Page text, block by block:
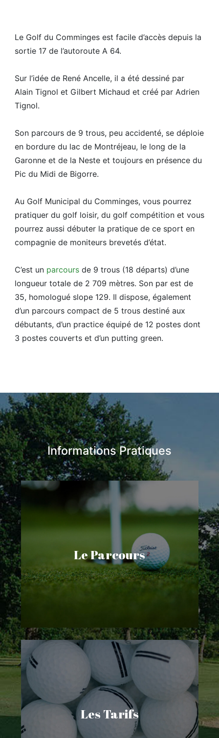
Le Golf du Comminges est facile d’accès depuis la
sortie 17 de l’autoroute A 64.
Sur l’idée de René Ancelle, il a été dessiné par
Alain Tignol et Gilbert Michaud et créé par Adrien
Tignol.
Son parcours de 9 trous, peu accidenté, se déploie
en bordure du lac de Montréjeau, le long de la
Garonne et de la Neste et toujours en présence du
Pic du Midi de Bigorre.
Au Golf Municipal du Comminges, vous pourrez
pratiquer du golf loisir, du golf compétition et vous
pourrez aussi débuter la pratique de ce sport en
compagnie de moniteurs brevetés d’état.
C’est un parcours de 9 trous (18 départs) d’une
longueur totale de 2 709 mètres. Son par est de
35, homologué slope 129. Il dispose, également
d’un parcours compact de 5 trous destiné aux
débutants, d’un practice équipé de 12 postes dont
3 postes couverts et d’un putting green.
Informations Pratiques
Le Parcours
Le Parcours
Le golf comporte un parcours homologué
de 9 trous, un parcours compact de 5
trous destiné aux débutants , un practice
équipé de 12 postes dont 3 postes
couverts et un putting green.
Les Tarifs
Les Tarifs
Consultez la grille tarifaire du Golf du
Comminges. Vous y trouverez des
informations sur les tarifs pour l’accès au
parcours, la location de matériel, les cours
de golf et bien plus encore.